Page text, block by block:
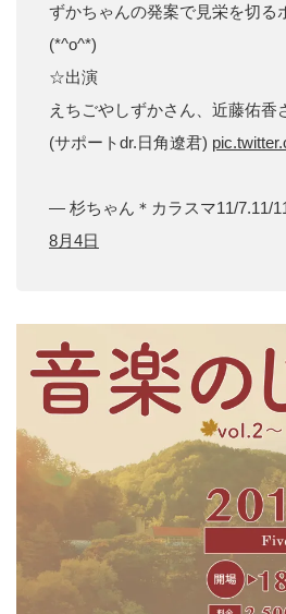
ずかちゃんの発案で見栄を切る
(*^o^*)
☆出演
えちごやしずかさん、近藤佑香
(サポートdr.日角遼君)
— 杉ちゃん＊カラスマ11/7.11/
8月4日